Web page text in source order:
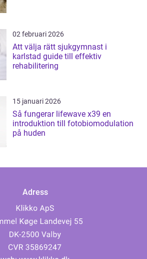
02 februari 2026
Att välja rätt sjukgymnast i
karlstad guide till effektiv
rehabilitering
15 januari 2026
Så fungerar lifewave x39 en
introduktion till fotobiomodulation
på huden
Adress